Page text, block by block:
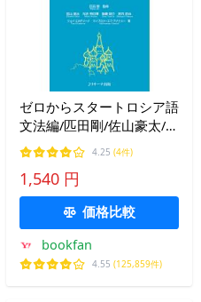
ゼロからスタートロシア語
文法編/匹田剛/佐山豪太/光
井明日香
4.25 (4件)
1,540 円
価格比較
bookfan
4.55 (125,859件)